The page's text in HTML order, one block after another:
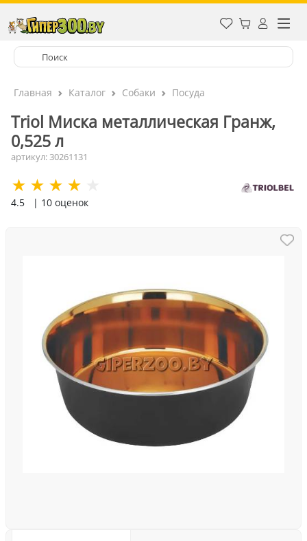
Главная Каталог Собаки Посуда
Triol Миска металлическая Гранж,
0,525 л
артикул: 30261131
4.5 | 10 оценок